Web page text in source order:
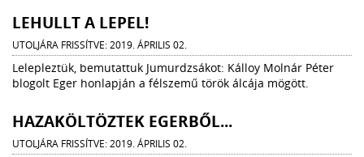
LEHULLT A LEPEL!
UTOLJÁRA FRISSÍTVE: 2019. ÁPRILIS 02.
Lelepleztük, bemutattuk Jumurdzsákot: Kálloy Molnár Péter
blogolt Eger honlapján a félszemű török álcája mögött.
HAZAKÖLTÖZTEK EGERBŐL...
UTOLJÁRA FRISSÍTVE: 2019. ÁPRILIS 02.